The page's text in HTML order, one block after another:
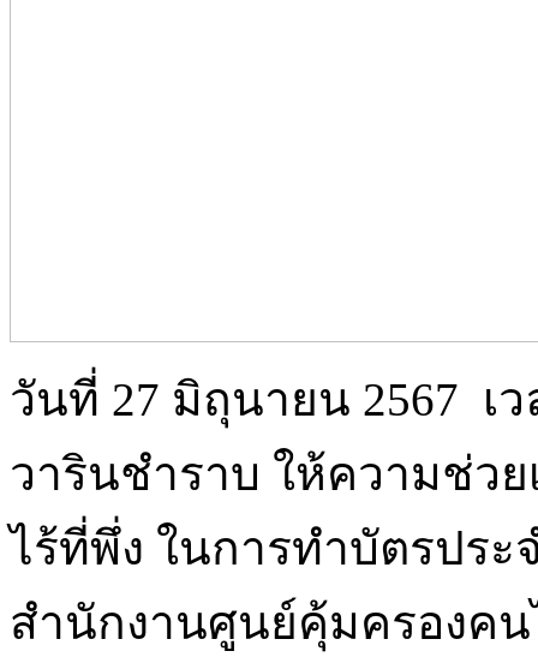
วันที่ 27 มิถุนายน 2567 เว
วารินชำราบ ให้ความช่ว
ไร้ที่พึ่ง ในการทำบัตรปร
สำนักงานศูนย์คุ้มครองค